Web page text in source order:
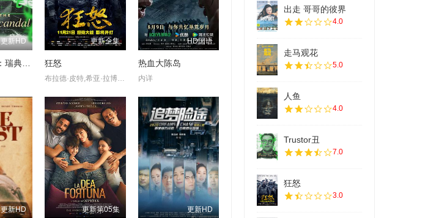
更新HD
Trustor丑闻：瑞典金融案内幕
更新全集
狂怒
布拉德·皮特,希亚·拉博夫,罗根·勒曼,迈克尔·佩纳,乔·博恩瑟,吉姆·帕拉克,布拉德·威廉姆·亨克,凯文·万斯,泽维尔·塞缪尔,詹森·艾萨克,安娜玛丽亚·玛琳卡,艾丽西娅·冯·里特贝格,斯科特·伊斯特伍德
HD国语
热血大陈岛
内详
更新HD 更新第05集 更新HD
出走 哥哥的彼界
4.0
走马观花
5.0
人鱼
4.0
Trustor丑
7.0
狂怒
3.0